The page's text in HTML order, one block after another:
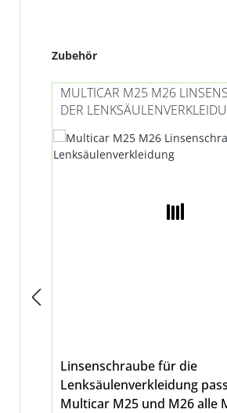
Produktgalerie überspringen
Zubehör
MULTICAR M25 M26
DER
Linsenschraube für die
Lenksäulenverkleidung
Multicar M25 und M26 alle